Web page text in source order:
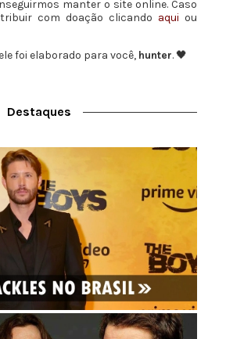
manter o site online. Caso
com doação clicando aqui ou
foi elaborado para você, hunter. 🖤
Destaques